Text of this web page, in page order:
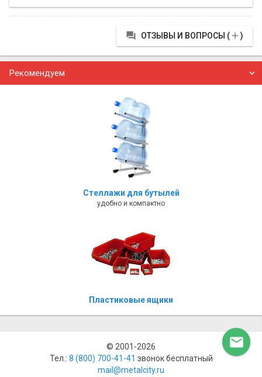
 ОТЗЫВЫ И ВОПРОСЫ ()
Рекомендуем
Стеллажи для бутылей
удобно и компактно
Пластиковые ящики
© 2001-2026
Тел.: 8 (800) ‎700-41-41 звонок бесплатный
mail@metalcity.ru
